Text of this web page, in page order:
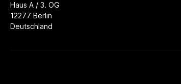
Haus A / 3. OG
12277 Berlin
Deutschland